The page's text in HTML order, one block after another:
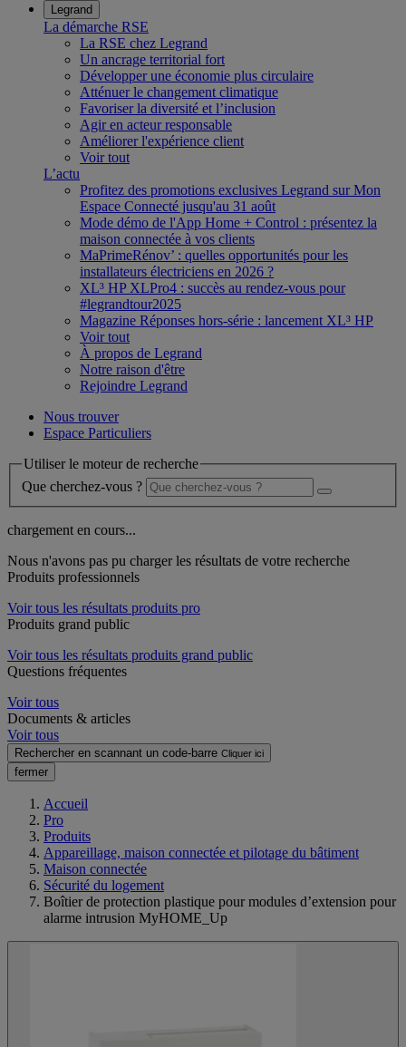
Legrand
La démarche RSE
La RSE chez Legrand
Un ancrage territorial fort
Développer une économie plus circulaire
Atténuer le changement climatique
Favoriser la diversité et l’inclusion
Agir en acteur responsable
Améliorer l'expérience client
Voir tout
L’actu
Profitez des promotions exclusives Legrand sur Mon
Espace Connecté jusqu'au 31 août
Mode démo de l'App Home + Control : présentez la
maison connectée à vos clients
MaPrimeRénov’ : quelles opportunités pour les
installateurs électriciens en 2026 ?
XL³ HP XLPro4 : succès au rendez-vous pour
#legrandtour2025
Magazine Réponses hors-série : lancement XL³ HP
Voir tout
À propos de Legrand
Notre raison d'être
Rejoindre Legrand
Nous trouver
Espace Particuliers
Utiliser le moteur de recherche
Que cherchez-vous ?
chargement en cours...
Nous n'avons pas pu charger les résultats de votre recherche
Produits professionnels
Voir tous les résultats produits pro
Produits grand public
Voir tous les résultats produits grand public
Questions fréquentes
Voir tous
Documents & articles
Voir tous
Rechercher en scannant un code-barre Cliquer ici
fermer
Accueil
Pro
Produits
Appareillage, maison connectée et pilotage du bâtiment
Maison connectée
Sécurité du logement
Boîtier de protection plastique pour modules d’extension pour
alarme intrusion MyHOME_Up